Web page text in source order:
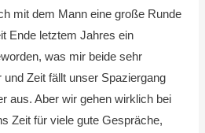
mit dem Mann eine große Runde
Ende letztem Jahres ein
was mir beide sehr
Zeit fällt unser Spaziergang
aus. Aber wir gehen wirklich bei
Zeit für viele gute Gespräche,